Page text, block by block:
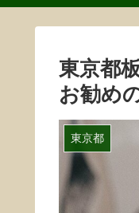
東京都
お勧め
東京都